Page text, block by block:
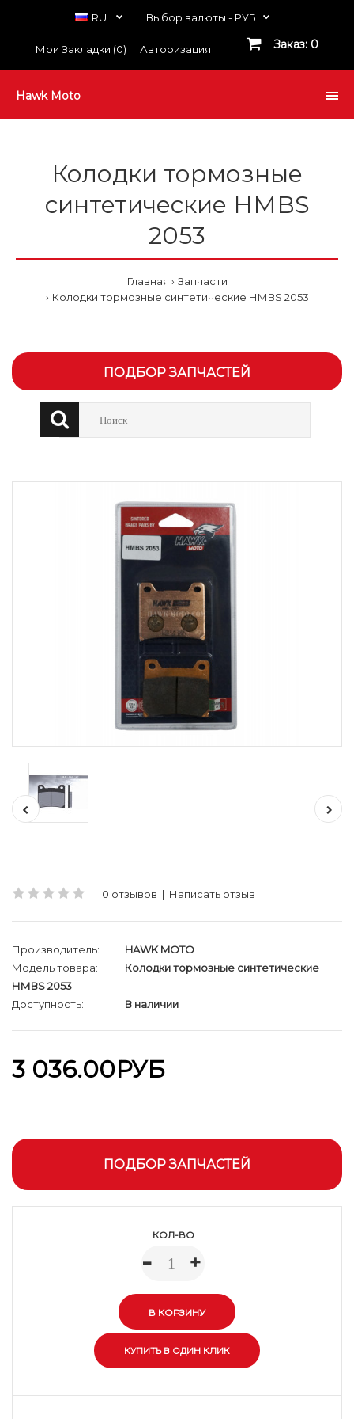
RU Выбор валюты - РУБ
Мои Закладки (0) Авторизация Заказ: 0
Hawk Moto
Колодки тормозные
синтетические НМВS
2053
Главная
Запчасти
Колодки тормозные синтетические НМВS 2053
ПОДБОР ЗАПЧАСТЕЙ
0 отзывов | Написать отзыв
Производитель:
HAWK MOTO
Модель товара:
Колодки тормозные синтетические
НМВS 2053
Доступность:
В наличии
3 036.00РУБ
ПОДБОР ЗАПЧАСТЕЙ
КОЛ-ВО
- +